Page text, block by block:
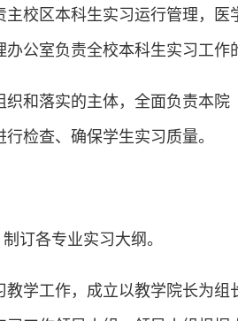
校区本科生实习运行管理，医
公室负责全校本科生实习工作
织和落实的主体，全面负责本院
检查、确保学生实习质量。
订各专业实习大纲。
学工作，成立以教学院长为组